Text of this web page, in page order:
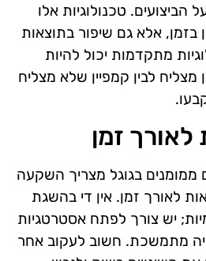
הביצועים. טכנולוגיות אלו
אלא גם שיפור בתוצאות
מתקדמות יכול להיות
מצליח לבין קמפיין שלא מצליח
לאורך זמן
ממומנים בגוגל מצריך השקעה
לאורך זמן. אין די בהשגת
יש צורך לפתח אסטרטגיות
מתמשכת. חשוב לעקוב אחר